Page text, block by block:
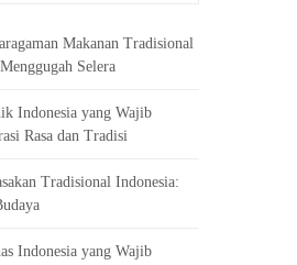
Makanan Tradisional
Selera
Indonesia yang Wajib
Rasa dan Tradisi
Tradisional Indonesia:
Indonesia yang Wajib